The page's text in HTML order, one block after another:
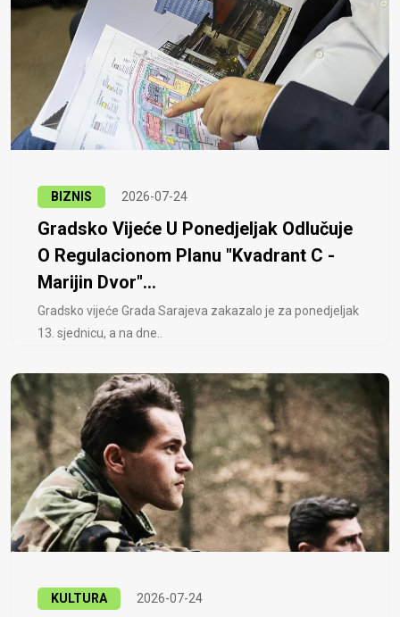
BIZNIS 2026-07-24
Gradsko Vijeće U Ponedjeljak Odlučuje
O Regulacionom Planu "Kvadrant C -
Marijin Dvor"...
Gradsko vijeće Grada Sarajeva zakazalo je za ponedjeljak
13. sjednicu, a na dne..
KULTURA 2026-07-24